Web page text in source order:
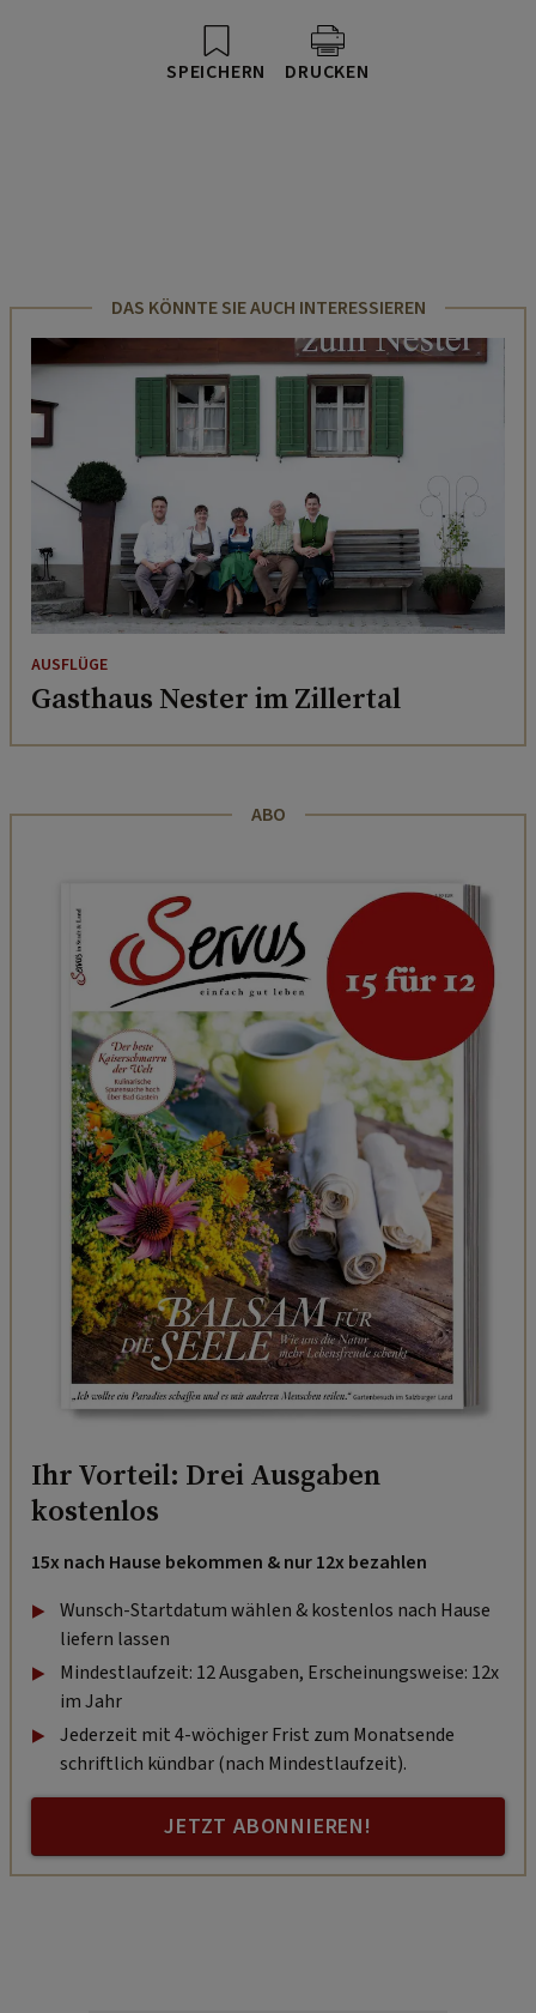
SPEICHERN DRUCKEN
DAS KÖNNTE SIE AUCH INTERESSIEREN
AUSFLÜGE
Gasthaus Nester im Zillertal
ABO
Ihr Vorteil: Drei Ausgaben
kostenlos
15x nach Hause bekommen & nur 12x bezahlen
Wunsch-Startdatum wählen & kostenlos nach Hause
liefern lassen
Mindestlaufzeit: 12 Ausgaben, Erscheinungsweise: 12x
im Jahr
Jederzeit mit 4-wöchiger Frist zum Monatsende
schriftlich kündbar (nach Mindestlaufzeit).
JETZT ABONNIEREN!